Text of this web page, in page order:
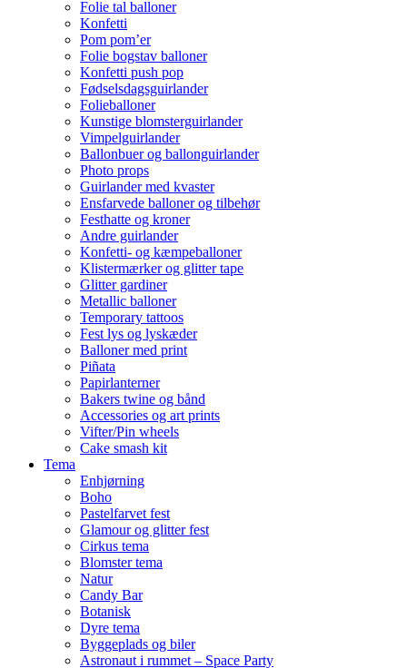
Folie tal balloner
Konfetti
Pom pom’er
Folie bogstav balloner
Konfetti push pop
Fødselsdagsguirlander
Folieballoner
Kunstige blomsterguirlander
Vimpelguirlander
Ballonbuer og ballonguirlander
Photo props
Guirlander med kvaster
Ensfarvede balloner og tilbehør
Festhatte og kroner
Andre guirlander
Konfetti- og kæmpeballoner
Klistermærker og glitter tape
Glitter gardiner
Metallic balloner
Temporary tattoos
Fest lys og lyskæder
Balloner med print
Piñata
Papirlanterner
Bakers twine og bånd
Accessories og art prints
Vifter/Pin wheels
Cake smash kit
Tema
Enhjørning
Boho
Pastelfarvet fest
Glamour og glitter fest
Cirkus tema
Blomster tema
Natur
Candy Bar
Botanisk
Dyre tema
Byggeplads og biler
Astronaut i rummet – Space Party